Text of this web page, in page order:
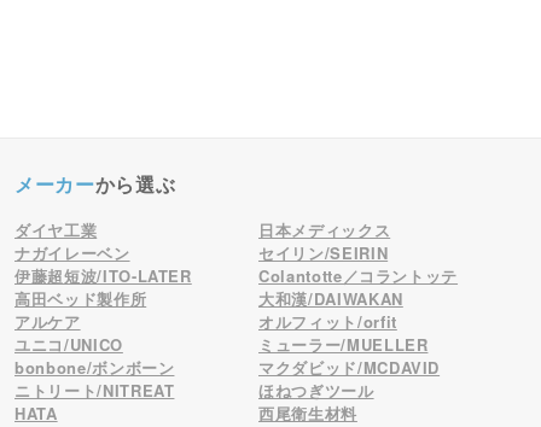
メーカーから選ぶ
ダイヤ工業
日本メディックス
ナガイレーベン
セイリン/SEIRIN
伊藤超短波/ITO-LATER
Colantotte／コラントッテ
高田ベッド製作所
大和漢/DAIWAKAN
アルケア
オルフィット/orfit
ユニコ/UNICO
ミューラー/MUELLER
bonbone/ボンボーン
マクダビッド/MCDAVID
ニトリート/NITREAT
ほねつぎツール
HATA
西尾衛生材料